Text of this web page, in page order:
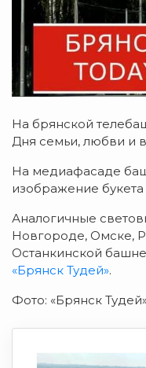
На брянской
Дня семьи, любви и
На медиафасаде
изображение
Аналогичные
Новгороде, Омске,
Останкинской
«Брянск Тудей».
Фото: «Брянск